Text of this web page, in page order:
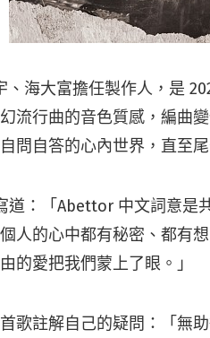
、海大富擔任製作人，是
流行曲的音色質感，編曲
問自答的心內世界，直至
道：「Abettor 中文詞意
人的心中都有秘密、都有
的愛把我們蒙上了眼。」
歌註解自己的疑問：「無